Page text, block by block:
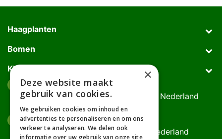
Haagplanten
Bomen
Klantenservice
Afhaaladres
Deurningerweg 50, 7623 AH Borne, Nederland
(op afspraak!)
Kantooradres
Bornsedijk 60, 7559 PT Hengelo, Nederland
×
Deze website maakt
gebruik van cookies.
We gebruiken cookies om inhoud en
advertenties te personaliseren en om ons
verkeer te analyseren. We delen ook
informatie over uw gebruik van onze site